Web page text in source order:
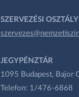
SZERVEZÉSI OSZTÁLY
JEGYPÉNZTÁR
1095 Budapest, Bajor
Telefon: 1/476-6868